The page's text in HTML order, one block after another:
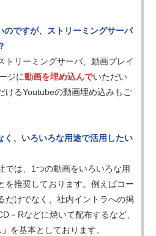
のですが、ストリーミングサーバ
リーミングサーバ、動画プレイ
ジに動画を埋め込んでいただい
けるYoutubeの動画埋め込みもご
く、いろいろな用途で活用したい
は、1つの動画をいろいろな用
を推奨しております。例えばコー
だけでなく、社内イントラへの掲
－Rなどに焼いて配布するなど、
を基本としております。